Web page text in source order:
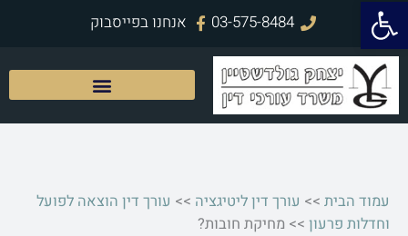
פתח סרגל נגישות
דילוג
לתוכן
03-575-8484 אנחנו בפייסבוק
עמוד הבית >> עורך דין ליטיגציה >> עורך דין הוצאה לפועל
וחדלות פרעון >> מחיקת חובות?